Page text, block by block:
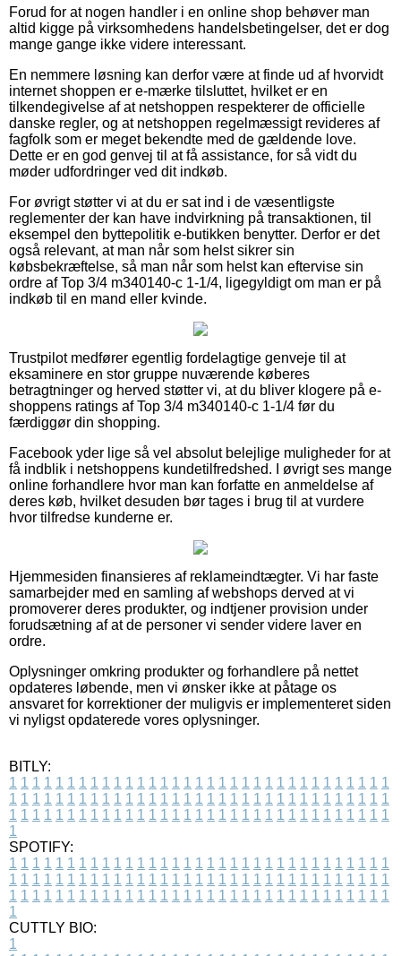
Forud for at nogen handler i en online shop behøver man
altid kigge på virksomhedens handelsbetingelser, det er dog
mange gange ikke videre interessant.
En nemmere løsning kan derfor være at finde ud af hvorvidt
internet shoppen er e-mærke tilsluttet, hvilket er en
tilkendegivelse af at netshoppen respekterer de officielle
danske regler, og at netshoppen regelmæssigt revideres af
fagfolk som er meget bekendte med de gældende love.
Dette er en god genvej til at få assistance, for så vidt du
møder udfordringer ved dit indkøb.
For øvrigt støtter vi at du er sat ind i de væsentligste
reglementer der kan have indvirkning på transaktionen, til
eksempel den byttepolitik e-butikken benytter. Derfor er det
også relevant, at man når som helst sikrer sin
købsbekræftelse, så man når som helst kan eftervise sin
ordre af Top 3/4 m340140-c 1-1/4, ligegyldigt om man er på
indkøb til en mand eller kvinde.
Trustpilot medfører egentlig fordelagtige genveje til at
eksaminere en stor gruppe nuværende køberes
betragtninger og herved støtter vi, at du bliver klogere på e-
shoppens ratings af Top 3/4 m340140-c 1-1/4 før du
færdiggør din shopping.
Facebook yder lige så vel absolut belejlige muligheder for at
få indblik i netshoppens kundetilfredshed. I øvrigt ses mange
online forhandlere hvor man kan forfatte en anmeldelse af
deres køb, hvilket desuden bør tages i brug til at vurdere
hvor tilfredse kunderne er.
Hjemmesiden finansieres af reklameindtægter. Vi har faste
samarbejder med en samling af webshops derved at vi
promoverer deres produkter, og indtjener provision under
forudsætning af at de personer vi sender videre laver en
ordre.
Oplysninger omkring produkter og forhandlere på nettet
opdateres løbende, men vi ønsker ikke at påtage os
ansvaret for korrektioner der muligvis er implementeret siden
vi nyligst opdaterede vores oplysninger.
BITLY:
1 1 1 1 1 1 1 1 1 1 1 1 1 1 1 1 1 1 1 1 1 1 1 1 1 1 1 1 1 1 1 1 1
1 1 1 1 1 1 1 1 1 1 1 1 1 1 1 1 1 1 1 1 1 1 1 1 1 1 1 1 1 1 1 1 1
1 1 1 1 1 1 1 1 1 1 1 1 1 1 1 1 1 1 1 1 1 1 1 1 1 1 1 1 1 1 1 1 1
1
SPOTIFY:
1 1 1 1 1 1 1 1 1 1 1 1 1 1 1 1 1 1 1 1 1 1 1 1 1 1 1 1 1 1 1 1 1
1 1 1 1 1 1 1 1 1 1 1 1 1 1 1 1 1 1 1 1 1 1 1 1 1 1 1 1 1 1 1 1 1
1 1 1 1 1 1 1 1 1 1 1 1 1 1 1 1 1 1 1 1 1 1 1 1 1 1 1 1 1 1 1 1 1
1
CUTTLY BIO:
1